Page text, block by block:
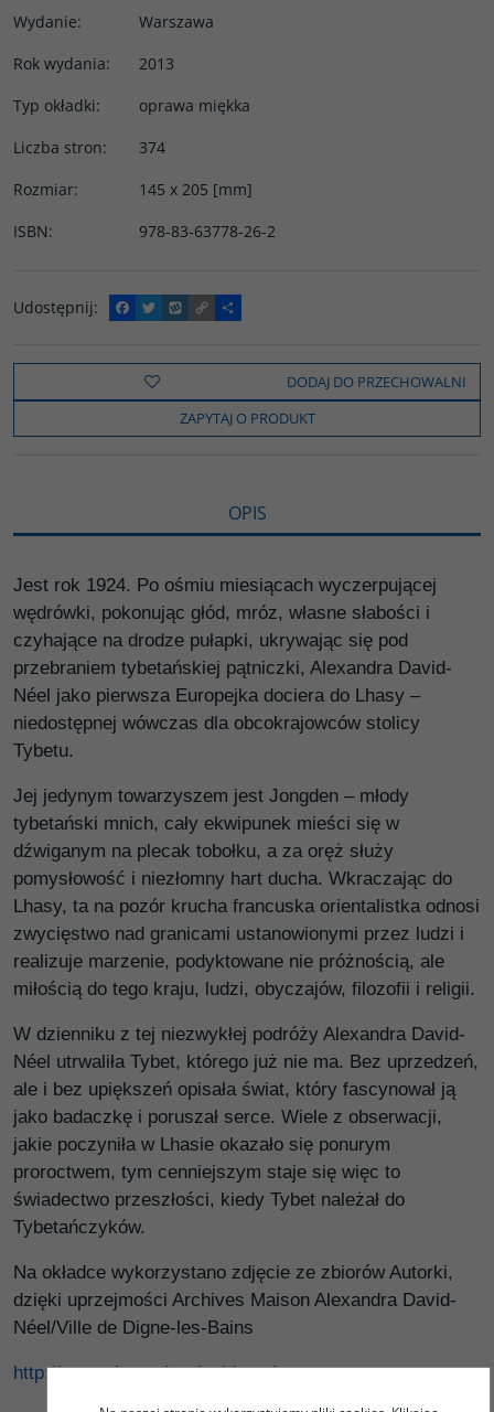
Wydanie:
Warszawa
Rok wydania:
2013
Typ okładki:
oprawa miękka
Liczba stron:
374
Rozmiar:
145 x 205 [mm]
ISBN: 978-83-63778-26-2
Udostępnij:
F
a
e
o
k
T
w
t
t
e
W
y
o
C
o
y
i
n
k
P
o
z
e
l
s
DODAJ DO PRZECHOWALNI
ZAPYTAJ O PRODUKT
OPIS
Jest rok 1924. Po ośmiu miesiącach wyczerpującej
wędrówki, pokonując głód, mróz, własne słabości i
czyhające na drodze pułapki, ukrywając się pod
przebraniem tybetańskiej pątniczki, Alexandra David-
Néel jako pierwsza Europejka dociera do Lhasy –
niedostępnej wówczas dla obcokrajowców stolicy
Tybetu.
Jej jedynym towarzyszem jest Jongden – młody
tybetański mnich, cały ekwipunek mieści się w
dźwiganym na plecak tobołku, a za oręż służy
pomysłowość i niezłomny hart ducha. Wkraczając do
Lhasy, ta na pozór krucha francuska orientalistka odnosi
zwycięstwo nad granicami ustanowionymi przez ludzi i
realizuje marzenie, podyktowane nie próżnością, ale
miłością do tego kraju, ludzi, obyczajów, filozofii i religii.
W dzienniku z tej niezwykłej podróży Alexandra David-
Néel utrwaliła Tybet, którego już nie ma. Bez uprzedzeń,
ale i bez upiększeń opisała świat, który fascynował ją
jako badaczkę i poruszał serce. Wiele z obserwacji,
jakie poczyniła w Lhasie okazało się ponurym
proroctwem, tym cenniejszym staje się więc to
świadectwo przeszłości, kiedy Tybet należał do
Tybetańczyków.
Na okładce wykorzystano zdjęcie ze zbiorów Autorki,
dzięki uprzejmości Archives Maison Alexandra David-
Néel/Ville de Digne-les-Bains
http://www.alexandra-david-neel.org